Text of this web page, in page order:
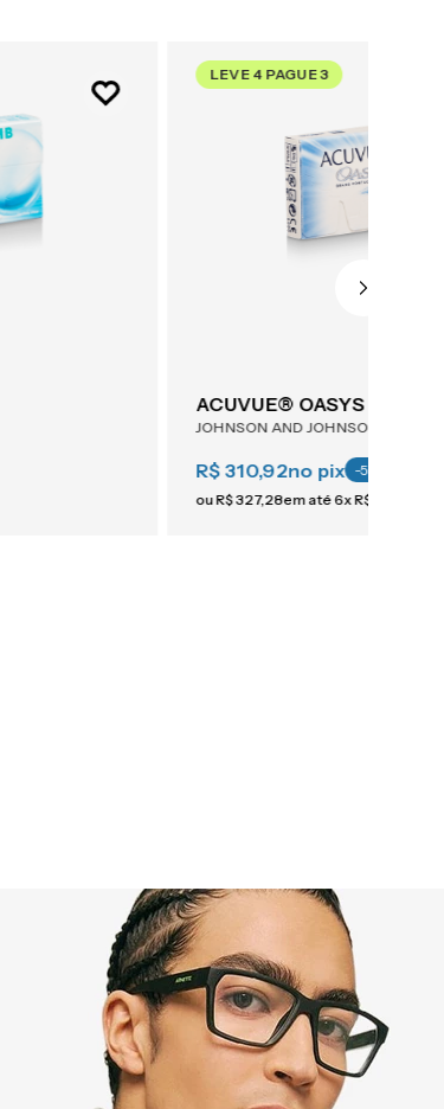
LEVE 4 PAGUE 3
ACUVUE® OASYS
JOHNSON AND JOHNSON
R$ 310,92no pix -5
ouR$327,28em até6xR$